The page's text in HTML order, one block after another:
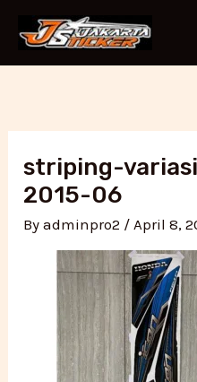
content
striping-
2015-06
Byadminpro2 /April 8,
navigation